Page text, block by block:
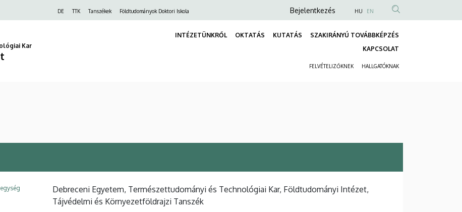
FelsőDE TTK Tanszékek Földtudományok Doktori Iskola
Anonim
fiók
Bejelentkezés HU EN
Kar
INTÉZETÜNKRŐL OKTATÁS KUTATÁS
SZAKIRÁNYÚ TOVÁBBKÉPZÉS
KAPCSOLAT
FELVÉTELIZŐKNEK HALLGATÓKNAK
Debreceni Egyetem, Természettudományi és Technológiai Kar, Földtudományi Intézet,
Tájvédelmi és Környezetföldrajzi Tanszék